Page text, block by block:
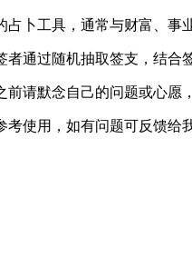
卜工具，通常与财富、事
通过随机抽取签支，结合
请默念自己的问题或心愿
使用，如有问题可反馈给